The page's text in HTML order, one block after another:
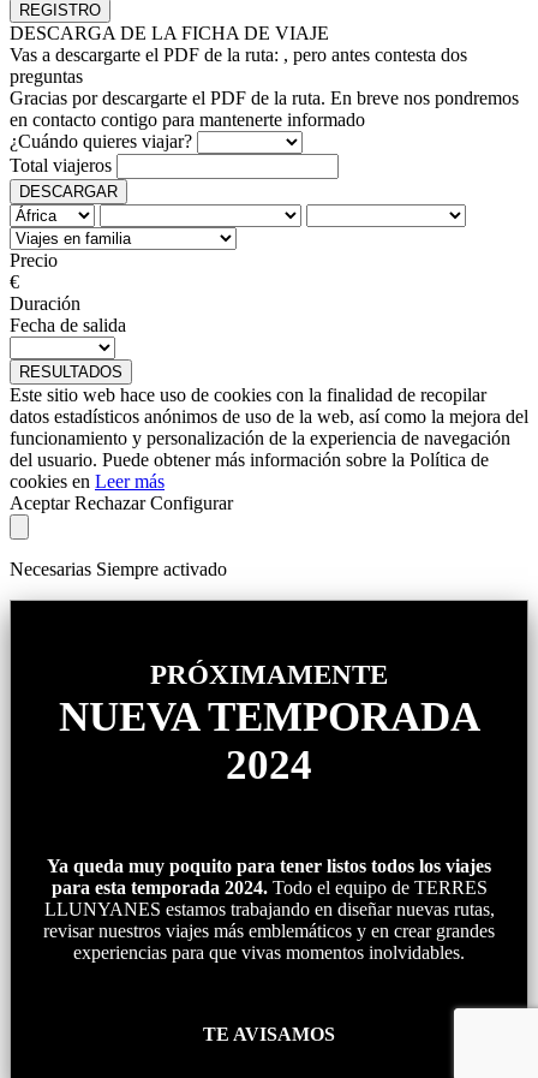
DESCARGA DE LA FICHA DE VIAJE
Vas a descargarte el PDF de la ruta: , pero antes contesta dos
preguntas
Gracias por descargarte el PDF de la ruta. En breve nos pondremos
en contacto contigo para mantenerte informado
¿Cuándo quieres viajar?
Total viajeros
DESCARGAR
Precio
€
Duración
Fecha de salida
RESULTADOS
Este sitio web hace uso de cookies con la finalidad de recopilar
datos estadísticos anónimos de uso de la web, así como la mejora del
funcionamiento y personalización de la experiencia de navegación
del usuario. Puede obtener más información sobre la Política de
cookies en Leer más
Aceptar Rechazar Configurar
Necesarias Siempre activado
PRÓXIMAMENTE
NUEVA TEMPORADA
2024
Ya queda muy poquito para tener listos todos los viajes
para esta temporada 2024.Todo el equipo de TERRES
LLUNYANES estamos trabajando en diseñar nuevas rutas,
revisar nuestros viajes más emblemáticos y en crear grandes
experiencias para que vivas momentos inolvidables.
TE AVISAMOS